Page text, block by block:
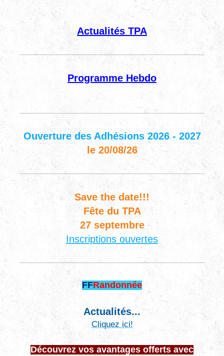
Actualités TPA
Programme Hebdo
Ouverture des Adhésions 2026 - 2027
le 20/08/26
Save the date!!!
Fête du TPA
27 septembre
Inscriptions ouvertes
FFRandonnée
Actualités...
Cliquez ici!
Découvrez vos avantages offerts avec